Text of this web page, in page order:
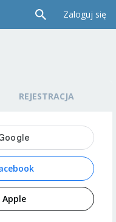
Zaloguj się
REJESTRACJA